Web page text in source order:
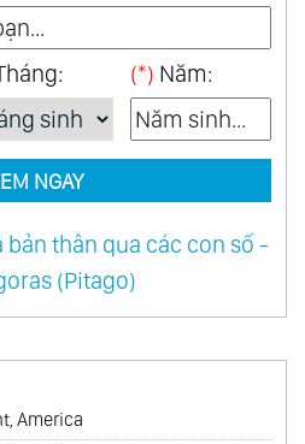
A Woman
(*) Năm:
NGAY
thân qua các con số -
(Pitago)
America